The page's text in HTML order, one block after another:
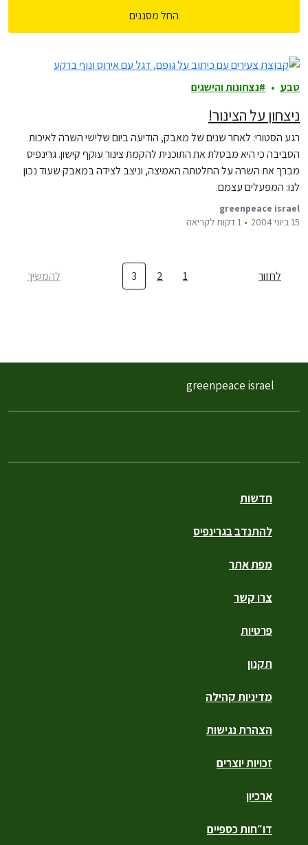
החל מסננים
filtered results
טבע נצחונות והישגים
ניצחון על הצינור!
רגע הסטורי: לאחר שנים של מאבק, הודיעה ביום שלישי השרה לאיכות
הסביבה כי היא מבטלת את התוכנית להקמת צינור עוקף קישון. גרינפיס
מברך את השרה על החלטתה האמיצה, וניצב לצידה במאבק שעוד נכון
לנו: המפעלים עצמם.
greenpeace israel
15 ביוני 2004
1 דקות לקריאה
לחזור 1
2
3 להמשיך
חדשות
להתנדב בגרינפיס
מפת אתר
צרו קשר
פרטיות
תקנון
מדיניות קהילה
הצהרת נגישות
זכויות יוצרים
ארכיון
דו״חות כספיים